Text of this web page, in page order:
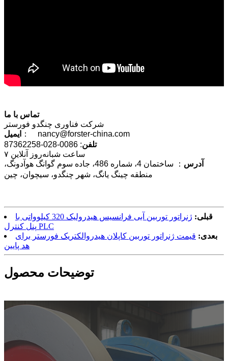
تماس با ما
شرکت فناوری چنگدو فورستر
ایمیل
： nancy@forster-china.com
تلفن: 0086-028-87362258
۷ ساعت شبانه‌روز آنلاین
آدرس
： ساختمان 4، شماره 486، جاده سوم گوانگ هوآدونگ،
منطقه چینگ یانگ، شهر چنگدو، سیچوان، چین
قبلی:
ژنراتور توربین آبی فرانسیس هیدرولیک 320 کیلوواتی با
پنل کنترل PLC
بعدی: قیمت ژنراتور توربین کاپلان هیدروالکتریک فورستر برای
هد پایین
توضیحات محصول